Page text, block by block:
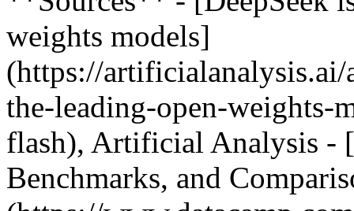
weights models]
(https://artificialanalysis.ai/
the-leading-open-weights-
flash), Artificial Analysis -
Benchmarks, and